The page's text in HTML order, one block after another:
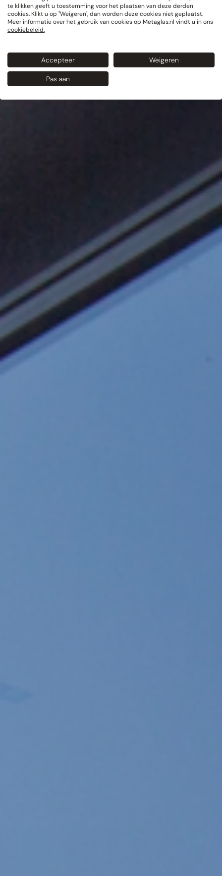
te klikken geeft u toestemming voor het plaatsen van deze derden
cookies. Klikt u op "Weigeren", dan worden deze cookies niet geplaatst.
Meer informatie over het gebruik van cookies op Metaglas.nl vindt u in ons
cookiebeleid.
Accepteer Weigeren
Pas aan